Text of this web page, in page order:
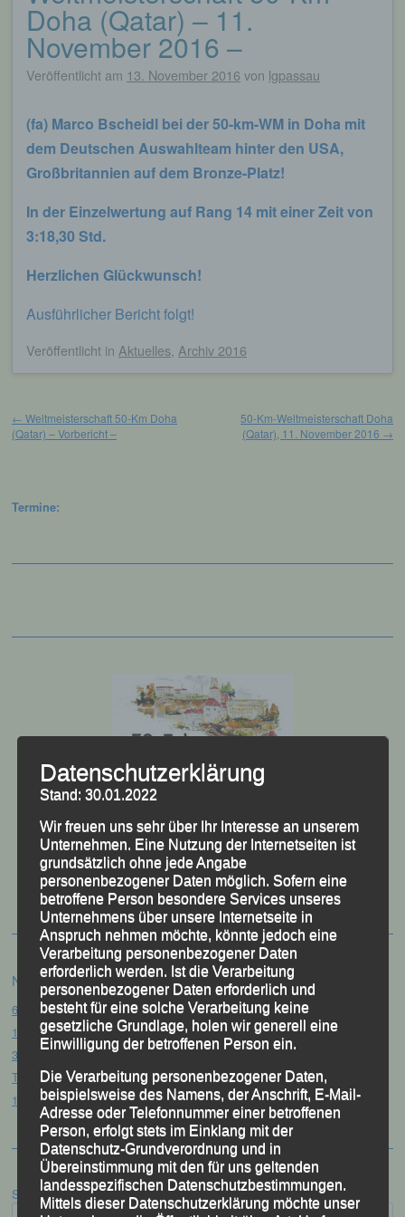
Doha (Qatar) – 11.
November 2016 –
Veröffentlicht am 13. November 2016 von lgpassau
(fa) Marco Bscheidl bei der 50-km-WM in Doha mit
dem Deutschen Auswahlteam hinter den USA,
Großbritannien auf dem Bronze-Platz!
In der Einzelwertung auf Rang 14 mit einer Zeit von
3:18,30 Std.
Herzlichen Glückwunsch!
Ausführlicher Bericht folgt!
Veröffentlicht in Aktuelles Archiv 2016
← Weltmeisterschaft 50-Km Doha
(Qatar) – Vorbericht –
50-Km-Weltmeisterschaft Doha
(Qatar), 11. November 2016 →
Termine:
50 Jahre LG Passau
Festzschrift
Neueste Beiträge
61. Bergsportfest – Ortenburg, 26.07.2026
12. Loser Berglauf – Altaussee/Österreich, 25.07.2026
32. Sommerbiathlon – Passau, 18.07.2026
Tag des Sports – „Quälspaß am Dreisessel“ – Neureichenau, 18.07.2026
19. Gibacht-Berglauf – Furth i.W. 12.07.2026
Suchen
Datenschutzerklärung
Stand: 30.01.2022
Wir freuen uns sehr über Ihr Interesse an unserem
Unternehmen. Eine Nutzung der Internetseiten ist
grundsätzlich ohne jede Angabe
personenbezogener Daten möglich. Sofern eine
betroffene Person besondere Services unseres
Unternehmens über unsere Internetseite in
Anspruch nehmen möchte, könnte jedoch eine
Verarbeitung personenbezogener Daten
erforderlich werden. Ist die Verarbeitung
personenbezogener Daten erforderlich und
besteht für eine solche Verarbeitung keine
gesetzliche Grundlage, holen wir generell eine
Einwilligung der betroffenen Person ein.
Die Verarbeitung personenbezogener Daten,
beispielsweise des Namens, der Anschrift, E-Mail-
Adresse oder Telefonnummer einer betroffenen
Person, erfolgt stets im Einklang mit der
Datenschutz-Grundverordnung und in
Übereinstimmung mit den für uns geltenden
landesspezifischen Datenschutzbestimmungen.
Mittels dieser Datenschutzerklärung möchte unser